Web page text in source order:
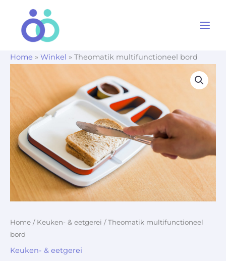
Home » Winkel » Theomatik multifunctioneel bord
Home / Keuken- & eetgerei / Theomatik multifunctioneel
bord
Keuken- & eetgerei